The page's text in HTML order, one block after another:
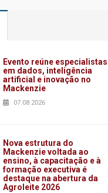
Evento reúne especialistas
em dados, inteligência
artificial e inovação no
Mackenzie
07.08.2026
Nova estrutura do
Mackenzie voltada ao
ensino, à capacitação e à
formação executiva é
destaque na abertura da
Agroleite 2026